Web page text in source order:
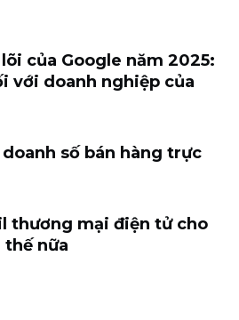
của Google năm 2025:
với doanh nghiệp của
số bán hàng trực
thương mại điện tử cho
thế nữa